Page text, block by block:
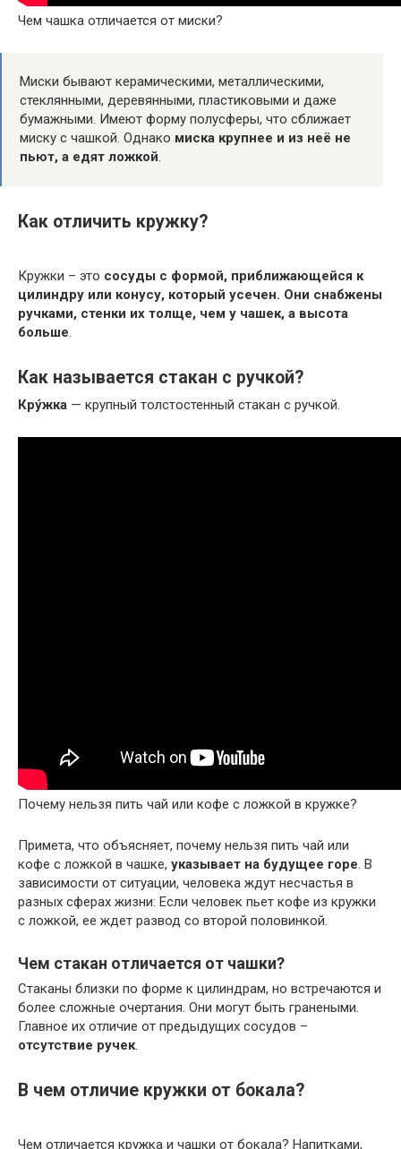
Чем чашка отличается от миски?
Миски бывают керамическими, металлическими,
стеклянными, деревянными, пластиковыми и даже
бумажными. Имеют форму полусферы, что сближает
миску с чашкой. Однако миска крупнее и из неё не
пьют, а едят ложкой.
Как отличить кружку?
Кружки – это сосуды с формой, приближающейся к
цилиндру или конусу, который усечен. Они снабжены
ручками, стенки их толще, чем у чашек, а высота
больше.
Как называется стакан с ручкой?
Кру́жка — крупный толстостенный стакан с ручкой.
Почему нельзя пить чай или кофе с ложкой в кружке?
Примета, что объясняет, почему нельзя пить чай или
кофе с ложкой в чашке, указывает на будущее горе. В
зависимости от ситуации, человека ждут несчастья в
разных сферах жизни: Если человек пьет кофе из кружки
с ложкой, ее ждет развод со второй половинкой.
Чем стакан отличается от чашки?
Стаканы близки по форме к цилиндрам, но встречаются и
более сложные очертания. Они могут быть гранеными.
Главное их отличие от предыдущих сосудов –
отсутствие ручек.
В чем отличие кружки от бокала?
Чем отличается кружка и чашки от бокала? Напитками,